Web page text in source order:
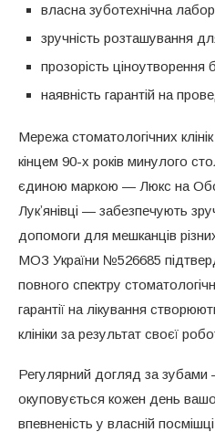
власна зуботехнічна
зручність розташування
прозорість
наявність гарантій на
Мережа стоматологічних
кінцем 90-х років минулого
єдиною маркою — Люкс на
Лукʼянівці — забезпечують
допомоги для мешканців
МОЗ України №526685
повного спектру
гарантії на лікування
клініки за результат своєї
Регулярний догляд за зубами
окуповується кожен день
впевненість у власній